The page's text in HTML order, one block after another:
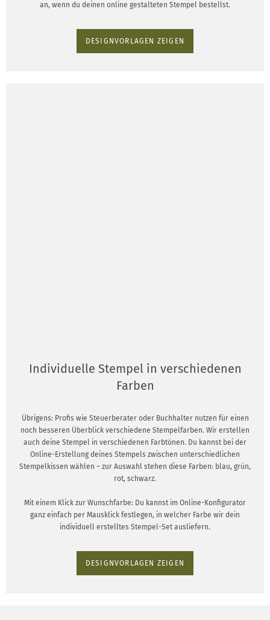
an, wenn du deinen online gestalteten Stempel bestellst.
DESIGNVORLAGEN ZEIGEN
Individuelle Stempel in verschiedenen
Farben
Übrigens: Profis wie Steuerberater oder Buchhalter nutzen für einen
noch besseren Überblick verschiedene Stempelfarben. Wir erstellen
auch deine Stempel in verschiedenen Farbtönen. Du kannst bei der
Online-Erstellung deines Stempels zwischen unterschiedlichen
Stempelkissen wählen – zur Auswahl stehen diese Farben: blau, grün,
rot, schwarz.
Mit einem Klick zur Wunschfarbe: Du kannst im Online-Konfigurator
ganz einfach per Mausklick festlegen, in welcher Farbe wir dein
individuell erstelltes Stempel-Set ausliefern.
DESIGNVORLAGEN ZEIGEN